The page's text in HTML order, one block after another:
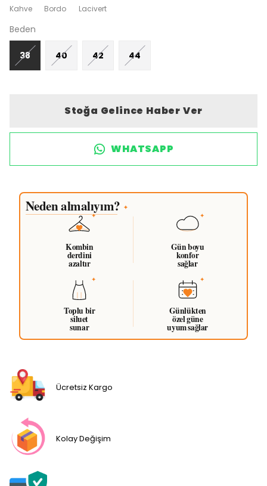
Kahve Bordo Lacivert
Beden
38 40 42 44
Stoğa Gelince Haber Ver
WHATSAPP
Neden almalıyım? ✦
Kombin
derdini
azaltır
Gün boyu
konfor
sağlar
Toplu bir
siluet
sunar
Günlükten
özel güne
uyum sağlar
Ücretsiz Kargo
Kolay Değişim